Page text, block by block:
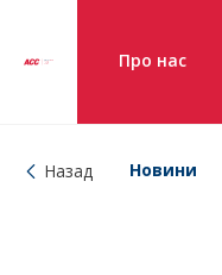
Про нас
Назад Новини